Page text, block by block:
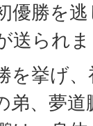
優勝を
送られ
を挙げ
弟、夢